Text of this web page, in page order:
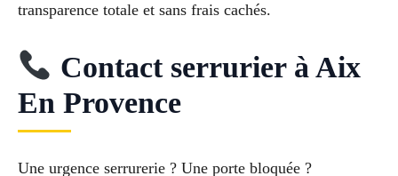
transparence totale et sans frais cachés.
Contact serrurier à Aix
En Provence
Une urgence serrurerie ? Une porte bloquée ?